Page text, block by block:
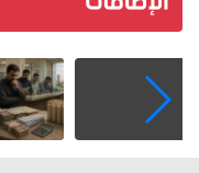
رواتب